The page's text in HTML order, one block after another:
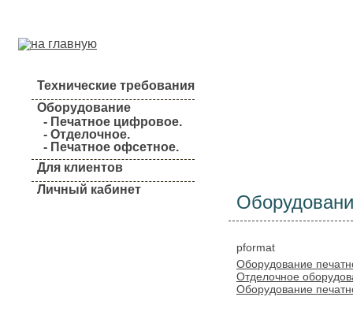
Технические требования
Оборудование
- Печатное цифровое.
- Отделочное.
- Печатное офсетное.
Для клиентов
Личный кабинет
pformat
Оборудование
Отделочное
Оборудование